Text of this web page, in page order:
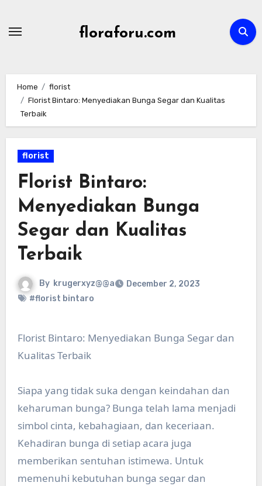
floraforu.com
Home
florist
Florist Bintaro: Menyediakan Bunga Segar dan Kualitas
Terbaik
florist
Florist Bintaro:
Menyediakan Bunga
Segar dan Kualitas
Terbaik
By krugerxyz@@a
December 2, 2023
#florist bintaro
Florist Bintaro: Menyediakan Bunga Segar dan
Kualitas Terbaik
Siapa yang tidak suka dengan keindahan dan
keharuman bunga? Bunga telah lama menjadi
simbol cinta, kebahagiaan, dan keceriaan.
Kehadiran bunga di setiap acara juga
memberikan sentuhan istimewa. Untuk
memenuhi kebutuhan bunga segar dan